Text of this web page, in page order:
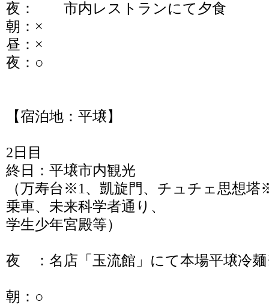
夜： 市内レストランにて夕食
朝：×
昼：×
夜：○
【宿泊地：平壌】
2日目
終日：平壌市内観光
（万寿台※1、凱旋門、チュチェ思想
乗車、未来科学者通り、
学生少年宮殿等）
夜 ：名店「玉流館」にて本場平壌冷
朝：○